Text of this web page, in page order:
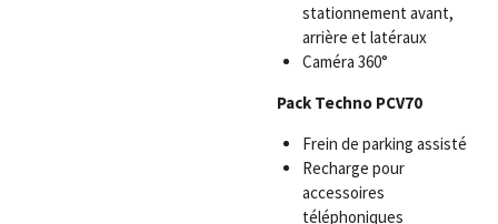
stationnement avant,
arrière et latéraux
Caméra 360°
Pack Techno PCV70
Frein de parking assisté
Recharge pour
accessoires
téléphoniques